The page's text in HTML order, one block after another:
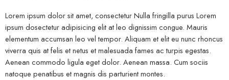
Lorem ipsum dolor sit amet, consectetur Nulla fringilla purus Lorem
ipsum dosectetur adipisicing elit at leo dignissim congue. Mauris
elementum accumsan leo vel tempor. Aliquam et elit eu nunc rhoncus
viverra quis at felis et netus et malesuada fames ac turpis egestas.
Aenean commodo ligula eget dolor. Aenean massa. Cum sociis
natoque penatibus et magnis dis parturient montes.